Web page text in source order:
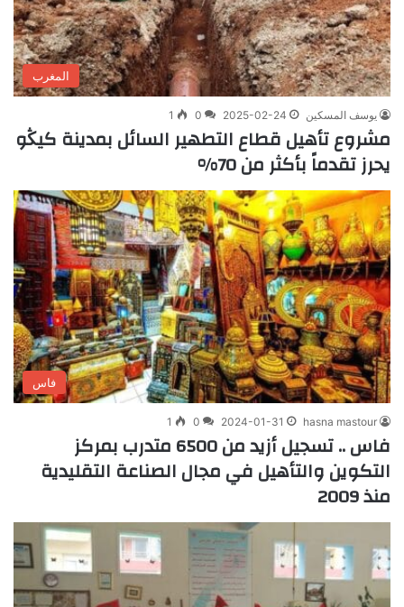
المغرب
يوسف المسكين 2025-02-24
0
1
مشروع تأهيل قطاع التطهير السائل بمدينة كيڭو
يحرز تقدماً بأكثر من 70%
فاس
hasna mastour
2024-01-31
0
1
فاس .. تسجيل أزيد من 6500 متدرب بمركز
التكوين والتأهيل في مجال الصناعة التقليدية
منذ 2009